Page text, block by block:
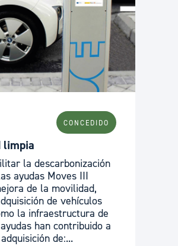
CONCEDIDO
limpia
la descarbonización
ayudas Moves III
de la movilidad,
de vehículos
la infraestructura de
han contribuido a
de:...